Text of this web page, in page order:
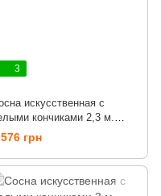
3
искусственная с
кончиками 2,3 м.
плюс.
грн